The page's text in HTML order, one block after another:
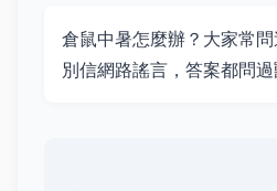
倉鼠中暑怎麼辦？大家常問
別信網路謠言，答案都問過